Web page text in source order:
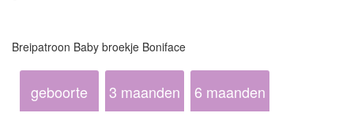
Breipatroon Baby broekje Boniface
geboorte 3 maanden 6 maanden